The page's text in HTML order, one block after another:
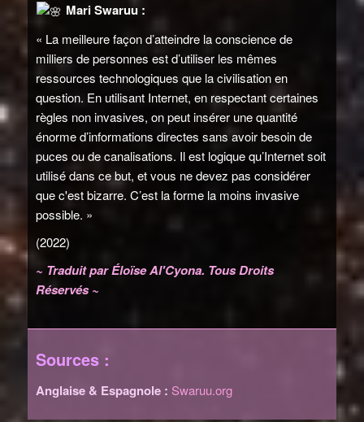
Mari Swaruu :
« La meilleure façon d’atteindre la conscience de
milliers de personnes est d’utiliser les mêmes
ressources technologiques que la civilisation en
question. En utilisant Internet, en respectant certaines
règles non invasives, on peut insérer une quantité
énorme d’informations directes sans avoir besoin de
puces ou de canalisations. Il est logique qu’Internet soit
utilisé dans ce but, et vous ne devez pas considérer
que c'est bizarre. C’est la forme la moins invasive
possible. »
(2022)
~ Traduit par Éloïse Al'Cyona. Tous Droits
Réservés ~
Sources :
Anglaise & Espagnole : Swaruu.org